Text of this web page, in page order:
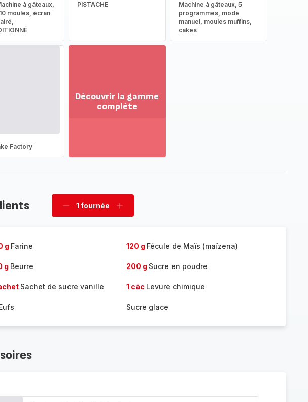
à gâteaux,
moules, écran
PISTACHE
Machine à gâteaux, 5
programmes, mode
manuel, moules muffins,
cakes
Factory
Découvrir la gamme
complète
la
Supprimer
1 fournée
Ajouter
g Farine 120 g Fécule de Maïs (maïzena)
g Beurre 200 g Sucre en poudre
Sachet de sucre vanille 1 càc Levure chimique
Sucre glace